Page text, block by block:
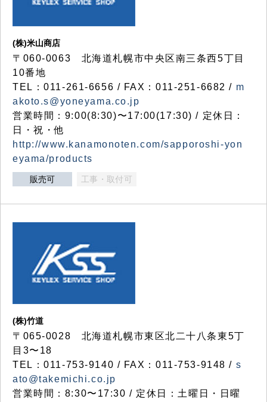
(株)米山商店
〒060-0063 北海道札幌市中央区南三条西5丁目
10番地
TEL：011-261-6656 / FAX：011-251-6682 / m
akoto.s@yoneyama.co.jp
営業時間：9:00(8:30)〜17:00(17:30) / 定休日：
日・祝・他
http://www.kanamonoten.com/sapporoshi-yon
eyama/products
販売可 工事・取付可
(株)竹道
〒065-0028 北海道札幌市東区北二十八条東5丁
目3〜18
TEL：011-753-9140 / FAX：011-753-9148 / s
ato@takemichi.co.jp
営業時間：8:30〜17:30 / 定休日：土曜日・日曜